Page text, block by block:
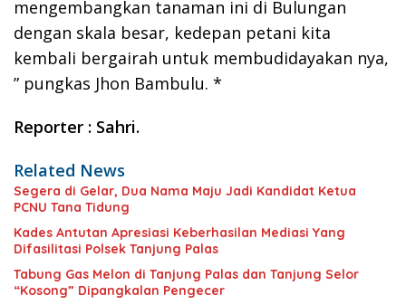
mengembangkan tanaman ini di Bulungan
dengan skala besar, kedepan petani kita
kembali bergairah untuk membudidayakan nya,
” pungkas Jhon Bambulu. *
Reporter : Sahri.
Related News
Segera di Gelar, Dua Nama Maju Jadi Kandidat Ketua
PCNU Tana Tidung
Kades Antutan Apresiasi Keberhasilan Mediasi Yang
Difasilitasi Polsek Tanjung Palas
Tabung Gas Melon di Tanjung Palas dan Tanjung Selor
“Kosong” Dipangkalan Pengecer